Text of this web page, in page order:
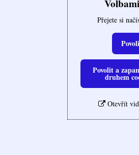
Přejete si
Povolit a
druhem
Otevřít